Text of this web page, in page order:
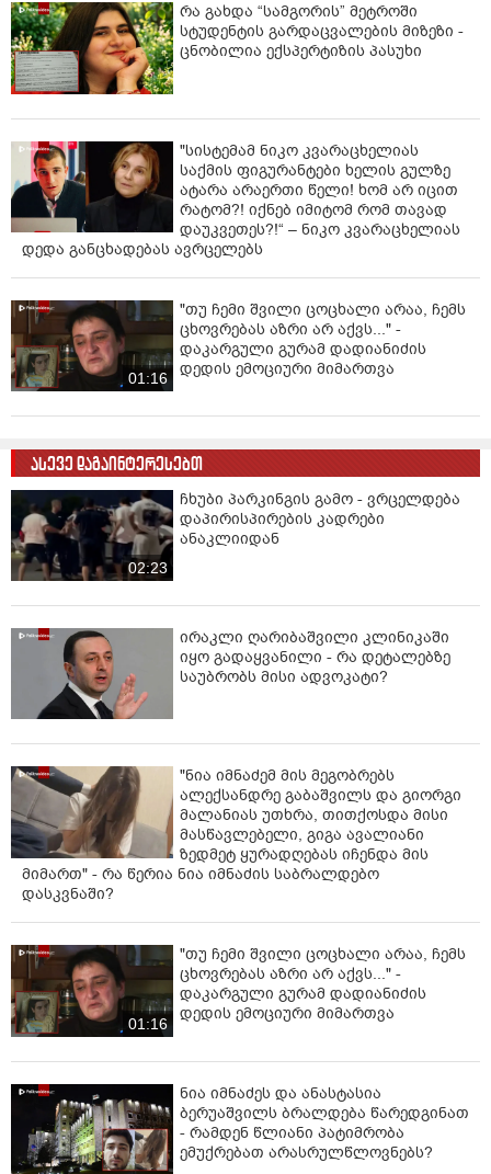
რა გახდა “სამგორის” მეტროში
სტუდენტის გარდაცვალების მიზეზი -
ცნობილია ექსპერტიზის პასუხი
"სისტემამ ნიკო კვარაცხელიას
საქმის ფიგურანტები ხელის გულზე
ატარა არაერთი წელი! ხომ არ იცით
რატომ?! იქნებ იმიტომ რომ თავად
დაუკვეთეს?!“ – ნიკო კვარაცხელიას
დედა განცხადებას ავრცელებს
01:16
"თუ ჩემი შვილი ცოცხალი არაა, ჩემს
ცხოვრებას აზრი არ აქვს..." -
დაკარგული გურამ დადიანიძის
დედის ემოციური მიმართვა
ასევე დაგაინტერესებთ
02:23
ჩხუბი პარკინგის გამო - ვრცელდება
დაპირისპირების კადრები
ანაკლიიდან
ირაკლი ღარიბაშვილი კლინიკაში
იყო გადაყვანილი - რა დეტალებზე
საუბრობს მისი ადვოკატი?
"ნია იმნაძემ მის მეგობრებს
ალექსანდრე გაბაშვილს და გიორგი
მალანიას უთხრა, თითქოსდა მისი
მასწავლებელი, გიგა ავალიანი
ზედმეტ ყურადღებას იჩენდა მის
მიმართ" - რა წერია ნია იმნაძის საბრალდებო
დასკვნაში?
01:16
"თუ ჩემი შვილი ცოცხალი არაა, ჩემს
ცხოვრებას აზრი არ აქვს..." -
დაკარგული გურამ დადიანიძის
დედის ემოციური მიმართვა
ნია იმნაძეს და ანასტასია
ბერუაშვილს ბრალდება წარედგინათ
- რამდენ წლიანი პატიმრობა
ემუქრებათ არასრულწლოვნებს?